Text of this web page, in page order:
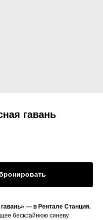
гавань
— в Рентале Станция.
бескрайнюю синеву